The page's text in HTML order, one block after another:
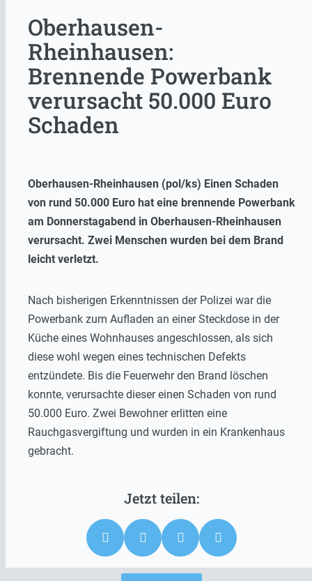
Oberhausen-
Rheinhausen:
Brennende Powerbank
verursacht 50.000 Euro
Schaden
Oberhausen-Rheinhausen (pol/ks) Einen Schaden
von rund 50.000 Euro hat eine brennende Powerbank
am Donnerstagabend in Oberhausen-Rheinhausen
verursacht. Zwei Menschen wurden bei dem Brand
leicht verletzt.
Nach bisherigen Erkenntnissen der Polizei war die
Powerbank zum Aufladen an einer Steckdose in der
Küche eines Wohnhauses angeschlossen, als sich
diese wohl wegen eines technischen Defekts
entzündete. Bis die Feuerwehr den Brand löschen
konnte, verursachte dieser einen Schaden von rund
50.000 Euro. Zwei Bewohner erlitten eine
Rauchgasvergiftung und wurden in ein Krankenhaus
gebracht.